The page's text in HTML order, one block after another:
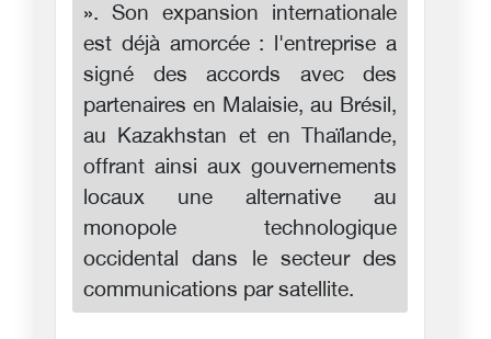
». Son expansion internationale
est déjà amorcée : l'entreprise a
signé des accords avec des
partenaires en Malaisie, au Brésil,
au Kazakhstan et en Thaïlande,
offrant ainsi aux gouvernements
locaux une alternative au
monopole technologique
occidental dans le secteur des
communications par satellite.